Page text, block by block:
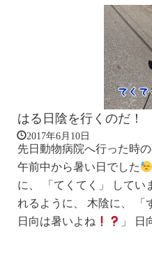
はる日陰を行くのだ！
2017年6月10日
先日動物病院へ行った時
午前中から暑い日でした
に、 「てくてく」 して
れるように、 木陰に、 「
日向は暑いよね
」